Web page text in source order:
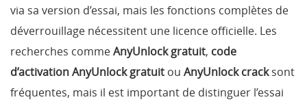
via sa version d’essai, mais les fonctions complètes de
déverrouillage nécessitent une licence officielle. Les
recherches commeAnyUnlock gratuit, code
d’activation AnyUnlock gratuit ou AnyUnlock cracksont
fréquentes, mais il est important de distinguer l’essai